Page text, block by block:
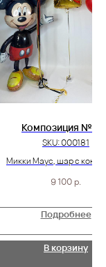
Композиция №
SKU:000181
Микки Маус, шар с
пастель шаров
9 100р.
Подробнее
В корзину